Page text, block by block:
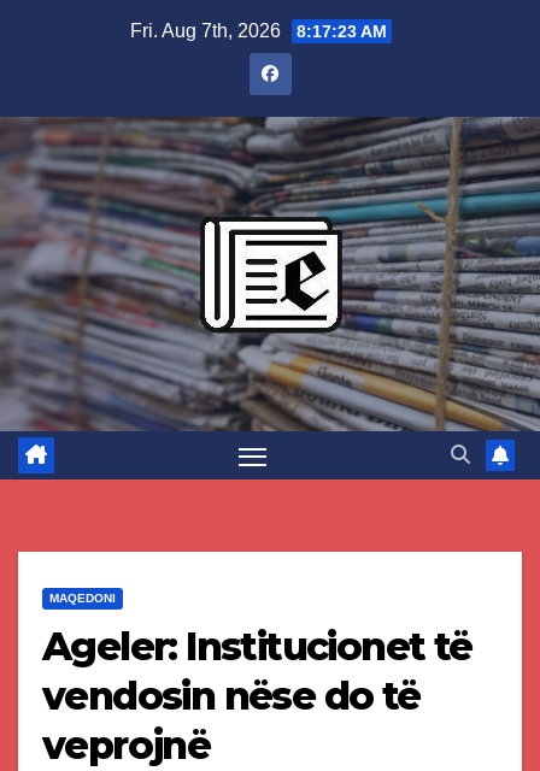
Fri. Aug 7th, 2026 8:17:24 AM
MAQEDONI
Ageler: Institucionet të
vendosin nëse do të
veprojnë